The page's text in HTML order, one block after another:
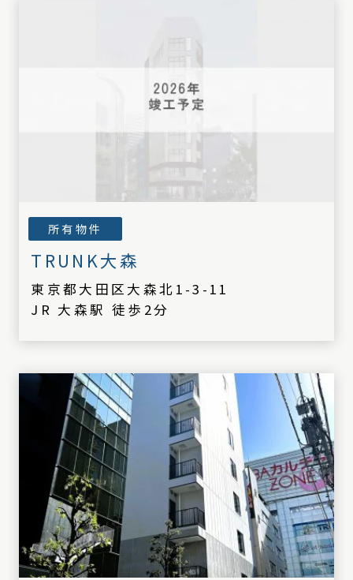
所有物件
TRUNK大森
東京都大田区大森北1-3-11
JR 大森駅 徒歩2分